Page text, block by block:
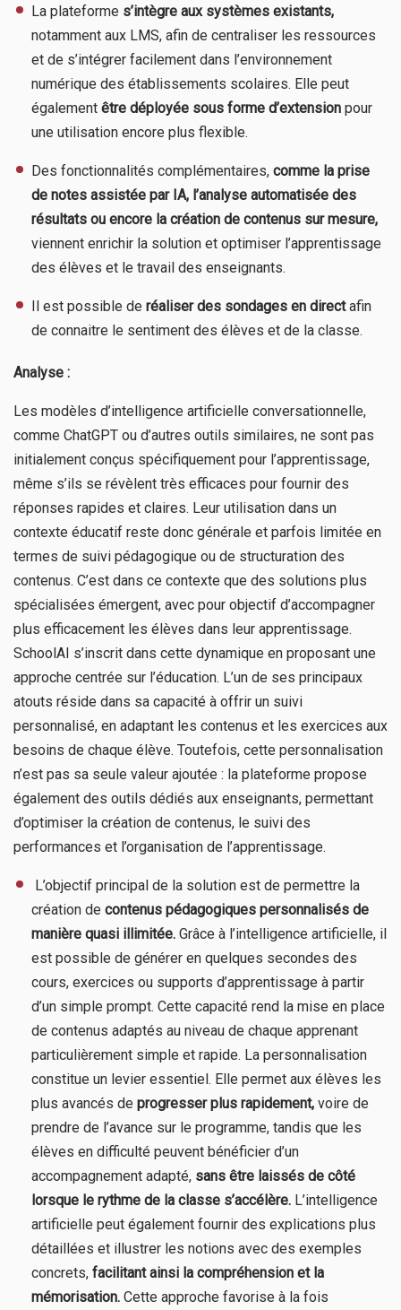
La plateforme s’intègre aux systèmes existants,
notamment aux LMS, afin de centraliser les ressources
et de s’intégrer facilement dans l’environnement
numérique des établissements scolaires. Elle peut
également être déployée sous forme d’extension pour
une utilisation encore plus flexible.
Des fonctionnalités complémentaires, comme la prise
de notes assistée par IA, l’analyse automatisée des
résultats ou encore la création de contenus sur mesure,
viennent enrichir la solution et optimiser l’apprentissage
des élèves et le travail des enseignants.
Il est possible de réaliser des sondages en directafin
de connaitre le sentiment des élèves et de la classe.
Analyse :
Les modèles d’intelligence artificielle conversationnelle,
comme ChatGPT ou d’autres outils similaires, ne sont pas
initialement conçus spécifiquement pour l’apprentissage,
même s’ils se révèlent très efficaces pour fournir des
réponses rapides et claires. Leur utilisation dans un
contexte éducatif reste donc générale et parfois limitée en
termes de suivi pédagogique ou de structuration des
contenus. C’est dans ce contexte que des solutions plus
spécialisées émergent, avec pour objectif d’accompagner
plus efficacement les élèves dans leur apprentissage.
SchoolAI s’inscrit dans cette dynamique en proposant une
approche centrée sur l’éducation. L’un de ses principaux
atouts réside dans sa capacité à offrir un suivi
personnalisé, en adaptant les contenus et les exercices aux
besoins de chaque élève. Toutefois, cette personnalisation
n’est pas sa seule valeur ajoutée : la plateforme propose
également des outils dédiés aux enseignants, permettant
d’optimiser la création de contenus, le suivi des
performances et l’organisation de l’apprentissage.
​ L’objectif principal de la solution est de permettre la
création de contenus pédagogiques personnalisés de
manière quasi illimitée. Grâce à l’intelligence artificielle, il
est possible de générer en quelques secondes des
cours, exercices ou supports d’apprentissage à partir
d’un simple prompt. Cette capacité rend la mise en place
de contenus adaptés au niveau de chaque apprenant
particulièrement simple et rapide. La personnalisation
constitue un levier essentiel. Elle permet aux élèves les
plus avancés de progresser plus rapidement, voire de
prendre de l’avance sur le programme, tandis que les
élèves en difficulté peuvent bénéficier d’un
accompagnement adapté, sans être laissés de côté
lorsque le rythme de la classe s’accélère. L’intelligence
artificielle peut également fournir des explications plus
détaillées et illustrer les notions avec des exemples
concrets, facilitant ainsi la compréhension et la
mémorisation. Cette approche favorise à la fois